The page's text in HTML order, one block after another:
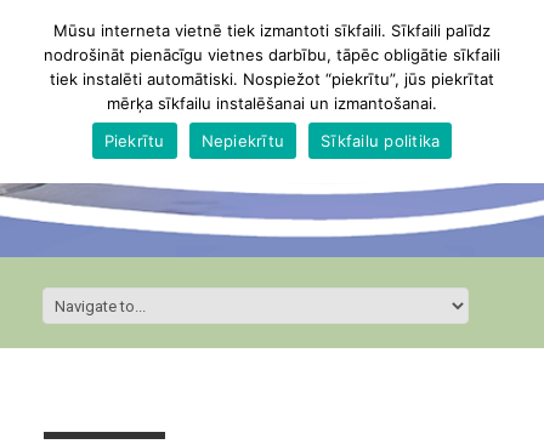
Mūsu interneta vietnē tiek izmantoti sīkfaili. Sīkfaili palīdz
nodrošināt pienācīgu vietnes darbību, tāpēc obligātie sīkfaili
tiek instalēti automātiski. Nospiežot “piekrītu”, jūs piekrītat
mērķa sīkfailu instalēšanai un izmantošanai.
Piekrītu
Nepiekrītu Sīkfailu politika